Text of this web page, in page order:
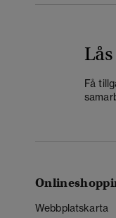
Få
Webbplatskarta